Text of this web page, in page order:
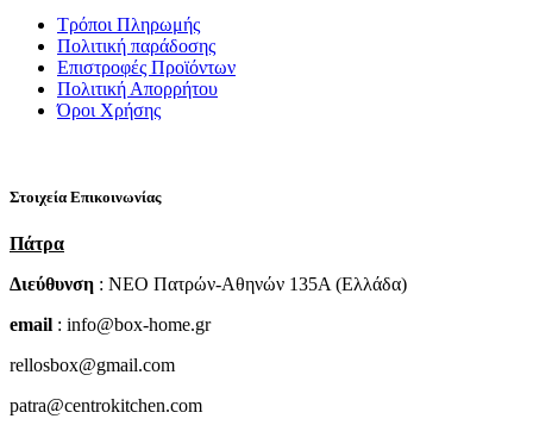
Τρόποι Πληρωμής
Πολιτική παράδοσης
Επιστροφές Προϊόντων
Πολιτική Απορρήτου
Όροι Χρήσης
Στοιχεία Επικοινωνίας
Πάτρα
Διεύθυνση : NEO Πατρών-Αθηνών 135Α (Ελλάδα)
email : info@box-home.gr
rellosbox@gmail.com
patra@centrokitchen.com